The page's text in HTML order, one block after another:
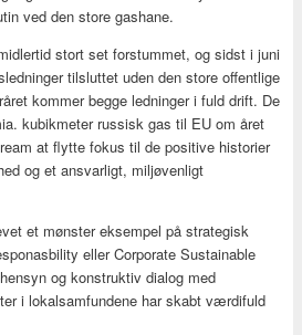
ved den store gashane.
stort set forstummet, og sidst i juni
tilsluttet uden den store offentlige
kommer begge ledninger i fuld drift. De
kubikmeter russisk gas til EU om året
at flytte fokus til de positive historier
og et ansvarligt, miljøvenligt
et mønster eksempel på strategisk
eller Corporate Sustainable
og konstruktiv dialog med
i lokalsamfundene har skabt værdifuld